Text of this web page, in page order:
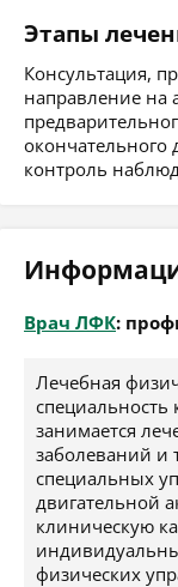
Этапы
Консультация,
направление на
окончательного
контроль
Врач ЛФК:
Лечебная
занимается
заболеваний и
специальных
двигательной
клиническую
физических